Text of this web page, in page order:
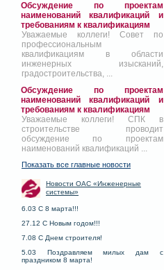
Обсуждение по проектам
наименований квалификаций и
требованиям к квалификациям
Уважаемые коллеги! Совет по
профессиональным
квалификациям в области
инженерных изысканий,
градостроительства, ...
Обсуждение по проектам
наименований квалификаций и
требованиям к квалификациям
Уважаемые коллеги! СПК в
строительстве проводит
обсуждение по проектам
наименований квалификаций ...
Показать все главные новости
Новости ОАС «Инженерные
системы»
6.03 С 8 марта!!!
27.12 С Новым годом!!!
7.08 С Днем строителя!
5.03 Поздравляем милых дам с
праздником 8 марта!